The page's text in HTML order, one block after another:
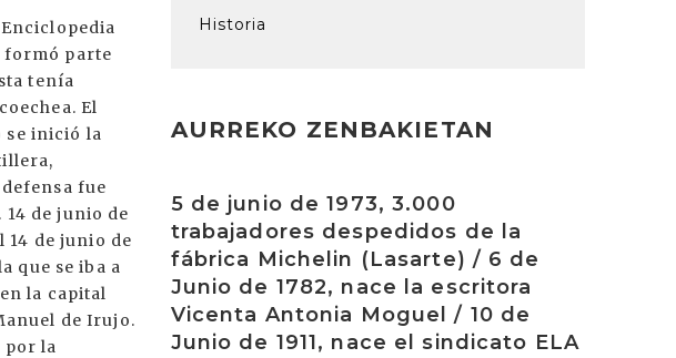
formó parte
tenía
El
se inició la
fue
de junio de
14 de junio de
que se iba a
la capital
de Irujo.
por la
Historia
AURREKO ZENBAKIETAN
5 de junio de 1973, 3.000
trabajadores despedidos de la
fábrica Michelin (Lasarte) / 6 de
Junio de 1782, nace la escritora
Vicenta Antonia Moguel / 10 de
Junio de 1911, nace el sindicato ELA